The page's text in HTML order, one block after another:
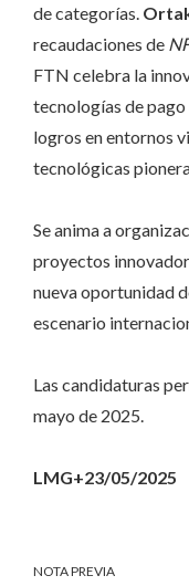
de categorías.
recaudaciones de
FTN celebra la
tecnologías de pago
logros en entornos
tecnológicas
Se anima a
proyectos
nueva oportunidad
escenario
Las candidaturas
mayo de 2025.
LMG+23/05/2025
NOTA PREVIA